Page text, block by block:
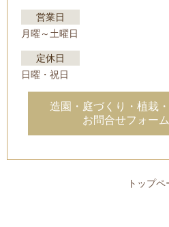
営業日
月曜～土曜日
定休日
日曜・祝日
造園・庭づくり・植栽
お問合せフォー
トップペ